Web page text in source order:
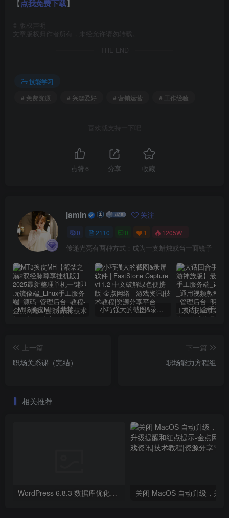
【点我免费下载】
版权声明
文章版权归作者所有，未经允许请勿转载。
THE END
技能学习
# 免费资源
# 兴趣爱好 # 营销运营 # 工作经验
喜欢就支持一下吧
点赞 6 分享 收藏
jamin 关注
0 2110 0 1 1205W+
传递光亮有两种方式：成为一支蜡烛或当一面镜子
MT3换皮MH【紫禁之巅2双经脉尊享挂机版】2025最新整理单机一键即玩镜像端_Linux手工服务端_源码_管理后台_教程 小巧强大的截图&录屏软件 | FastStone Capture v11.2 中文破解绿色便携版
上一篇
职场关系课（完结）
下一篇
职场能力方程组
相关推荐
WordPress 6.8.3 数据库优化与清理方案